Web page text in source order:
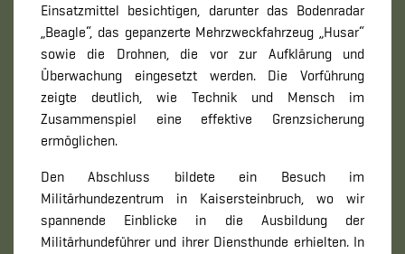
Einsatzmittel besichtigen, darunter das Bodenradar
„Beagle“, das gepanzerte Mehrzweckfahrzeug „Husar“
sowie die Drohnen, die vor zur Aufklärung und
Überwachung eingesetzt werden. Die Vorführung
zeigte deutlich, wie Technik und Mensch im
Zusammenspiel eine effektive Grenzsicherung
ermöglichen.
Den Abschluss bildete ein Besuch im
Militärhundezentrum in Kaisersteinbruch, wo wir
spannende Einblicke in die Ausbildung der
Militärhundeführer und ihrer Diensthunde erhielten. In